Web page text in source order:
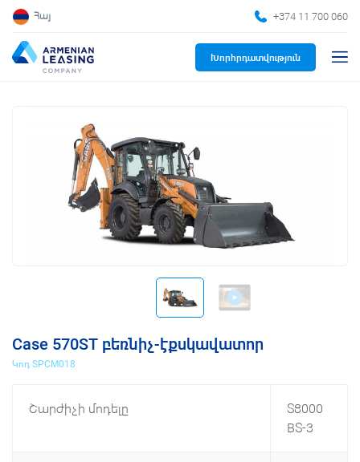
Հայ +374 11 700 060
Խորհրդատվություն
Case 570ST բեռնիչ-էքսկավատոր
Կոդ SPCM018
Շարժիչի մոդելը
S8000
BS-3